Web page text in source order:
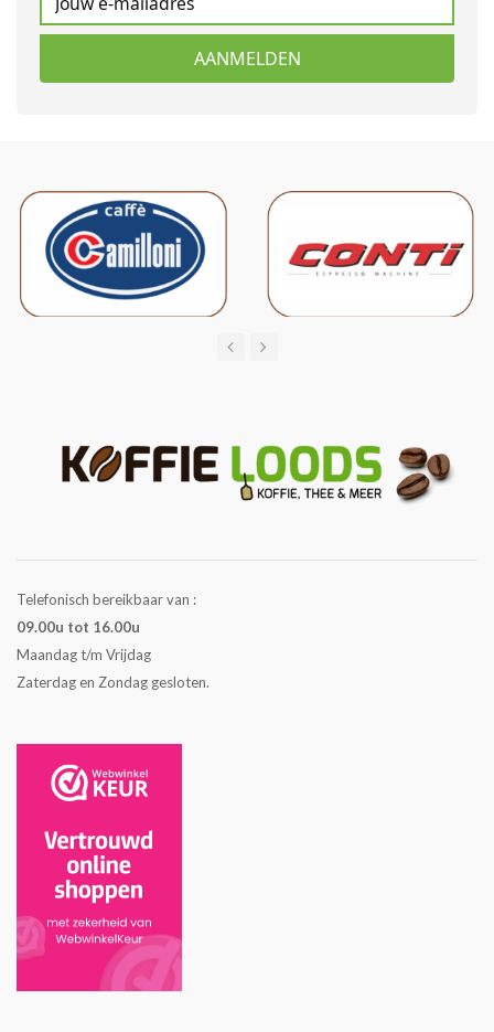
AANMELDEN
Telefonisch bereikbaar van :
09.00u tot 16.00u
Maandag t/m Vrijdag
Zaterdag en Zondag gesloten.